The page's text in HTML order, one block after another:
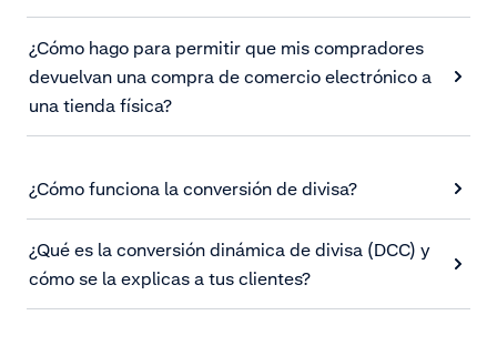
¿Cómo hago para permitir que mis compradores
devuelvan una compra de comercio electrónico a
una tienda física?
¿Cómo funciona la conversión de divisa?
¿Qué es la conversión dinámica de divisa (DCC) y
cómo se la explicas a tus clientes?